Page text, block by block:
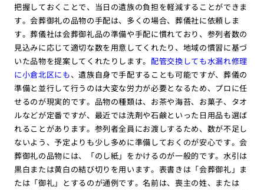
把握しておくことで、当日の遺族の負担を軽減することができま
す。会葬御礼の品物の手配は、多くの場合、葬儀社に依頼しま
す。葬儀社は会葬御礼品の準備や手配に慣れており、参列者数の
見込みに応じて適切な数を用意してくれたり、地域の慣習に基づ
いた品物を提案してくれたりします。配管交換しても水漏れ修理
に小倉北区にも、遺族自身で手配することも可能ですが、葬儀の
準備と並行して行うのは大変な労力が必要となるため、プロに任
せるのが現実的です。品物の種類は、お茶や海苔、お菓子、タオ
ルなどが定番ですが、最近では洗剤や石鹸といった日用品も選ば
れることがあります。参列者全員にお渡しするため、数が不足し
ないよう、予定よりも少し多めに準備しておくのが安心です。会
葬御礼の品物には、「のし紙」をかけるのが一般的です。水引は
黒白または黄白の結び切りを用います。表書きは「会葬御礼」ま
たは「御礼」とするのが通例です。名前は、喪主の姓、または